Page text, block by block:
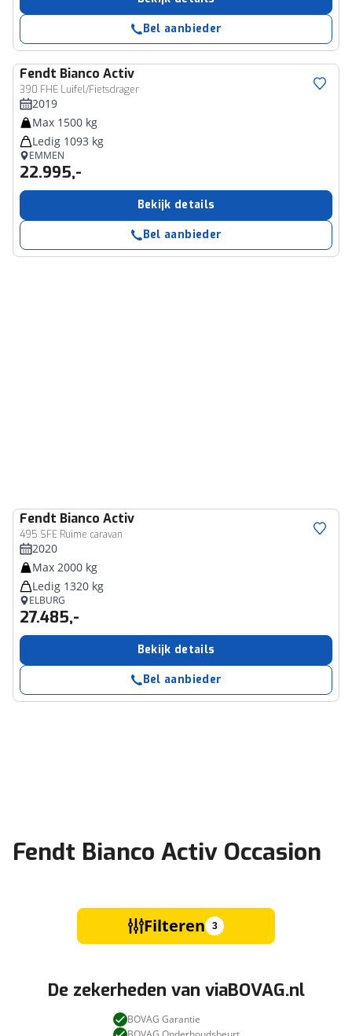
Bel aanbieder
Fendt Bianco Activ
390 FHE Luifel/Fietsdrager
2019
Max 1500 kg
Ledig 1093 kg
EMMEN
22.995,-
Bekijk details
Bel aanbieder
Fendt Bianco Activ
495 SFE Ruime caravan
2020
Max 2000 kg
Ledig 1320 kg
ELBURG
27.485,-
Bekijk details
Bel aanbieder
Fendt Bianco Activ Occasion
Filteren 3
De zekerheden van viaBOVAG.nl
BOVAG Garantie